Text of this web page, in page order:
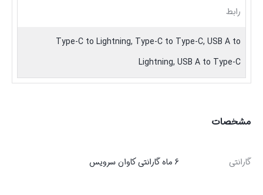
رابط
Type-C to Lightning, Type-C to Type-C, USB A to
Lightning, USB A to Type-C
مشخصات
گارانتی 6 ماه گارانتی کاوان سرویس